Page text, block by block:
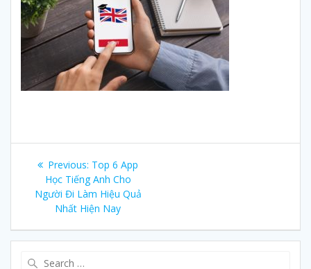
Post
navigation
Previous: Previous
post:
Top 6 App
Học Tiếng Anh Cho
Người Đi Làm Hiệu Quả
Nhất Hiện Nay